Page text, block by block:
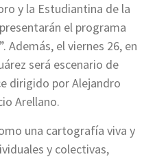
y la Estudiantina de la
el programa
Además, el viernes 26, en
será escenario de
dirigido por Alejandro
Arellano.
una cartografía viva y
y colectivas,